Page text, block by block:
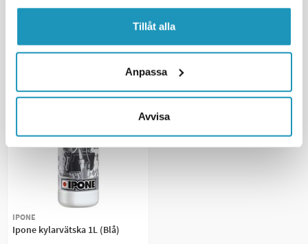
Tillåt alla
Anpassa
Avvisa
+ LÄGG I KUNDVAGN + LÄGG I KUNDVAGN
IPONE
Ipone kylarvätska 1L (Blå)